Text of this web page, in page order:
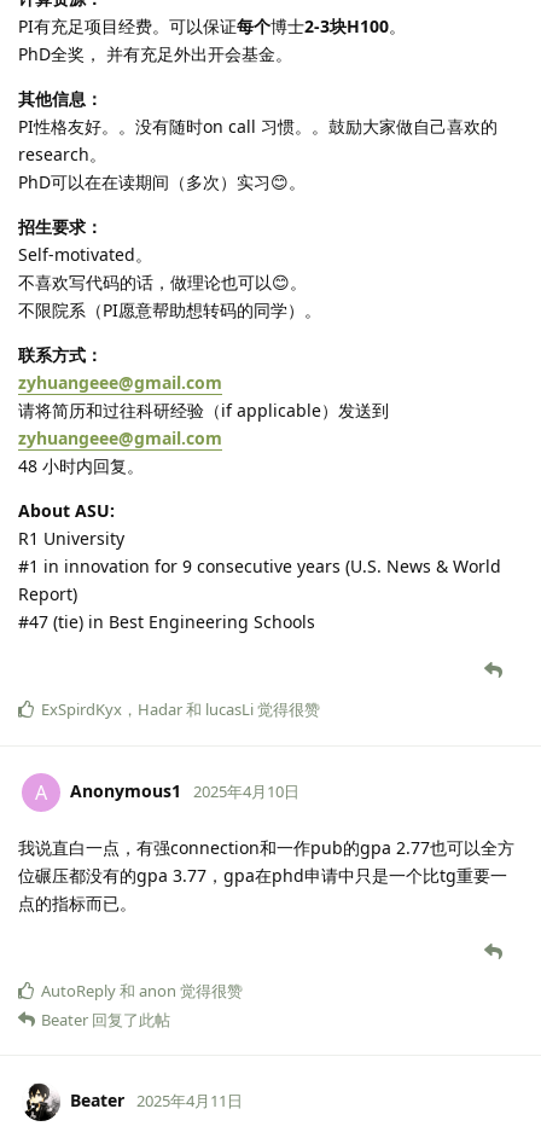
PI有充足项目经费。可以保证每个博士2-3块H100。
PhD全奖， 并有充足外出开会基金。
其他信息：
PI性格友好。。没有随时on call 习惯。。鼓励大家做自己喜欢的
research。
PhD可以在在读期间（多次）实习😊。
招生要求：
Self-motivated。
不喜欢写代码的话，做理论也可以😊。
不限院系（PI愿意帮助想转码的同学）。
联系方式：
zyhuangeee@gmail.com
请将简历和过往科研经验（if applicable）发送到
zyhuangeee@gmail.com
48 小时内回复。
About ASU:
R1 University
#1 in innovation for 9 consecutive years (U.S. News & World
Report)
#47 (tie) in Best Engineering Schools
ExSpirdKyx ， Hadar和 lucasLi觉得很赞
A Anonymous1 2025年4月10日
我说直白一点，有强connection和一作pub的gpa 2.77也可以全方
位碾压都没有的gpa 3.77，gpa在phd申请中只是一个比tg重要一
点的指标而已。
AutoReply和 anon 觉得很赞
Beater 回复了此帖
Beater 2025年4月11日